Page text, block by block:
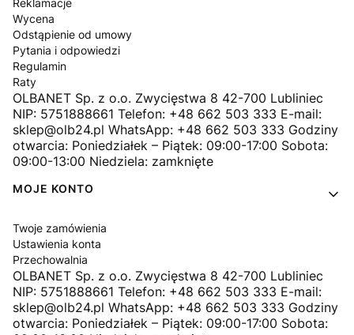
Wycena
Odstąpienie od umowy
Pytania i odpowiedzi
Regulamin
Raty
OLBANET Sp. z o.o. Zwycięstwa 8 42-700 Lubliniec
NIP: 5751888661 Telefon: +48 662 503 333 E-mail:
sklep@olb24.pl WhatsApp: +48 662 503 333 Godziny
otwarcia: Poniedziałek – Piątek: 09:00-17:00 Sobota:
09:00-13:00 Niedziela: zamknięte
MOJE KONTO
Twoje zamówienia
Ustawienia konta
Przechowalnia
OLBANET Sp. z o.o. Zwycięstwa 8 42-700 Lubliniec
NIP: 5751888661 Telefon: +48 662 503 333 E-mail:
sklep@olb24.pl WhatsApp: +48 662 503 333 Godziny
otwarcia: Poniedziałek – Piątek: 09:00-17:00 Sobota: